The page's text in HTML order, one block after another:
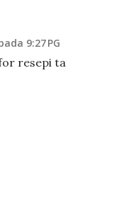
9:27 PG
resepi ta